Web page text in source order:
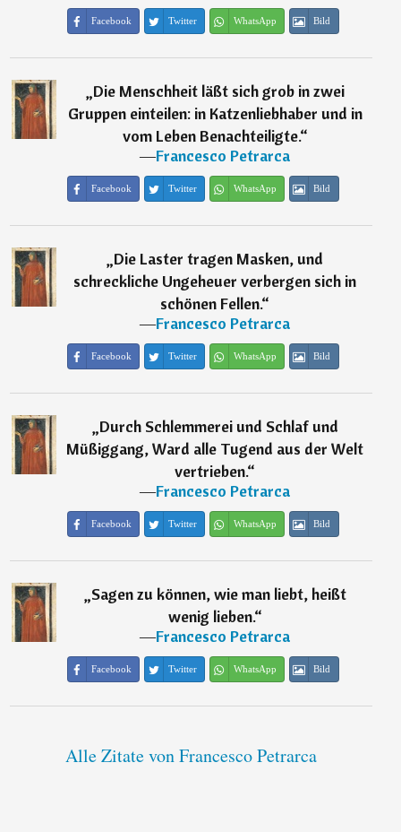
Facebook Twitter WhatsApp Bild
„Die Menschheit läßt sich grob in zwei
Gruppen einteilen: in Katzenliebhaber und in
vom Leben Benachteiligte.“
―Francesco Petrarca
Facebook Twitter WhatsApp Bild
„Die Laster tragen Masken, und
schreckliche Ungeheuer verbergen sich in
schönen Fellen.“
―Francesco Petrarca
Facebook Twitter WhatsApp Bild
„Durch Schlemmerei und Schlaf und
Müßiggang, Ward alle Tugend aus der Welt
vertrieben.“
―Francesco Petrarca
Facebook Twitter WhatsApp Bild
„Sagen zu können, wie man liebt, heißt
wenig lieben.“
―Francesco Petrarca
Facebook Twitter WhatsApp Bild
Alle Zitate von Francesco Petrarca